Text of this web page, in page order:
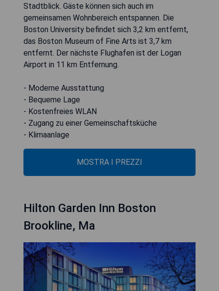
Stadtblick. Gäste können sich auch im
gemeinsamen Wohnbereich entspannen. Die
Boston University befindet sich 3,2 km entfernt,
das Boston Museum of Fine Arts ist 3,7 km
entfernt. Der nächste Flughafen ist der Logan
Airport in 11 km Entfernung.
- Moderne Ausstattung
- Bequeme Lage
- Kostenfreies WLAN
- Zugang zu einer Gemeinschaftsküche
- Klimaanlage
MOSTRA I PREZZI
Hilton Garden Inn Boston
Brookline, Ma